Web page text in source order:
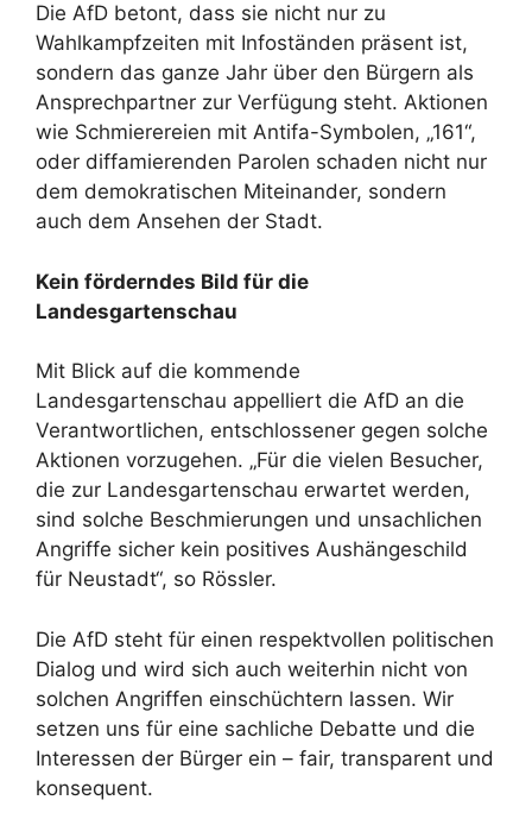
Die AfD betont, dass sie nicht nur zu
Wahlkampfzeiten mit Infoständen präsent ist,
sondern das ganze Jahr über den Bürgern als
Ansprechpartner zur Verfügung steht. Aktionen
wie Schmierereien mit Antifa-Symbolen, „161“,
oder diffamierenden Parolen schaden nicht nur
dem demokratischen Miteinander, sondern
auch dem Ansehen der Stadt.
Kein förderndes Bild für die
Landesgartenschau
Mit Blick auf die kommende
Landesgartenschau appelliert die AfD an die
Verantwortlichen, entschlossener gegen solche
Aktionen vorzugehen. „Für die vielen Besucher,
die zur Landesgartenschau erwartet werden,
sind solche Beschmierungen und unsachlichen
Angriffe sicher kein positives Aushängeschild
für Neustadt“, so Rössler.
Die AfD steht für einen respektvollen politischen
Dialog und wird sich auch weiterhin nicht von
solchen Angriffen einschüchtern lassen. Wir
setzen uns für eine sachliche Debatte und die
Interessen der Bürger ein – fair, transparent und
konsequent.